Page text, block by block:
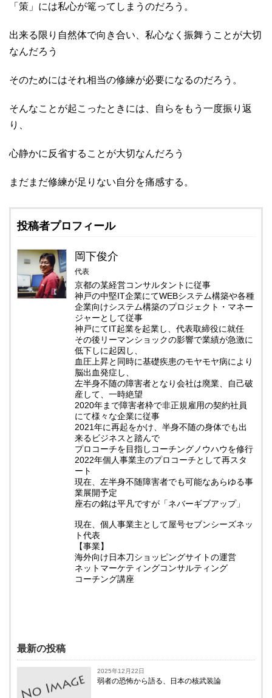
「策」には私心が篭ってしまうのだろう。
出来る限り自然体で向き合い、私心なく振舞うことが大切
なんだろう
そのためにはそれ相当の修練が必要になるのだろう。
そんなことが起こったときには、自らをもう一度振り返
り、
心静かに反省することが大切なんだろう
まだまだ修練が足りない自分を痛感する。
投稿者プロフィール
岡下俊介
代表
京都の某経営コンサルタントに従事
神戸の中堅IT企業にてWEBシステム構築や各種
企業向けシステム構築のプロジェクト・マネー
ジャーとして従事
神戸にてIT起業を起業し、代表取締役に就任
その後リーマンショックの影響で業績が急激に
低下しに起因し、
血圧上昇と同時に基礎疾患のモヤモヤ病により
脳出血発症し、
左半身不随の障害者となり会社は廃業、自己破
産して、一時絶望
2020年まで障害者枠で非正規雇用の契約社員
にて様々な企業に従事
2021年に再起をかけ、半身不随の身体でも出
来るビジネスと踏んで
プロコーチを目指しコーチングノウハウを修行
2022年個人事業主のプロコーチとして再スタ
ート
現在、左半身不随障害者でも可能なあらゆる事
業展開予定
座右の銘は平凡ですが「ネバーギブアップ」
現在、個人事業主として屋号セブンシーズネッ
ト代表
【事業】
海外向け日本刀ショッピングサイトの運営
ネットマーケティングコンサルティング
コーチング講座
最新の投稿
2025年12月22日
弱者の恐怖から語る、日本の核武装論